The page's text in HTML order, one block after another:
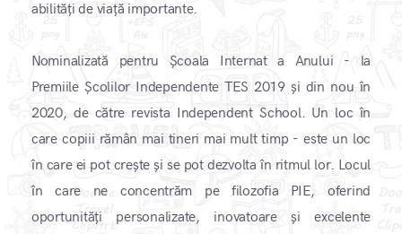
abilități de viață importante.
Nominalizată pentru Școala Internat a Anului - la
Premiile Școlilor Independente TES 2019 și din nou în
2020, de către revista Independent School. Un loc în
care copiii rămân mai tineri mai mult timp - este un loc
în care ei pot crește și se pot dezvolta în ritmul lor. Locul
în care ne concentrăm pe filozofia PIE, oferind
oportunități personalizate, inovatoare și excelente